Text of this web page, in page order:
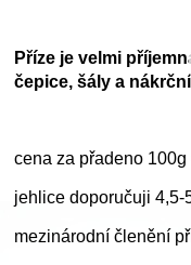
Příze je velmi
čepice, šály a
cena za přadeno
jehlice doporučuji 4,5-
mezinárodní členění